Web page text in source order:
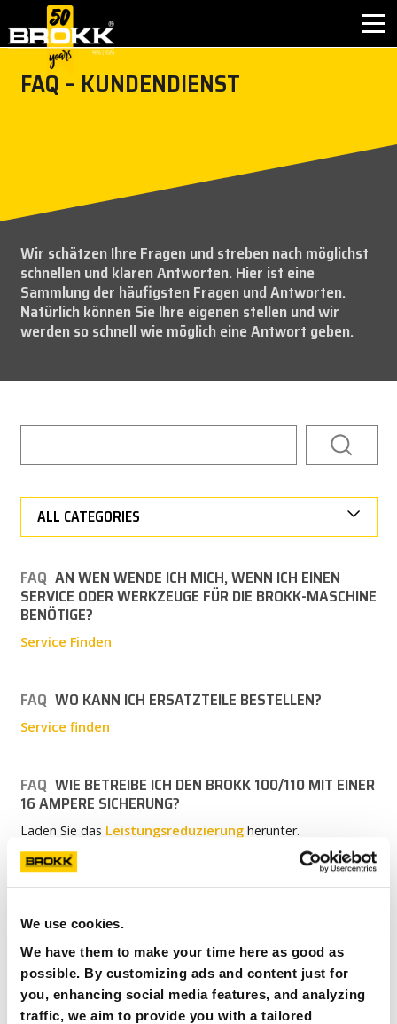
We use cookies.
We have them to make your time here as good as
possible. By customizing ads and content just for
you, enhancing social media features, and analyzing
traffic, we aim to provide you with a tailored
window.dataLayer = window.dataLayer || []; function gtag(){dataLayer.push(arguments);} gtag('js', new
Date()); gtag('config', 'G-BN96FSBTLQ');
BRANCHEN
PARTNERPRODUKTE
KONTAKT
WARUM BROKK
UNTERNEHMEN
NEWS
KARRIERE
MY BROKK
SUCHEN
FAQ – KUNDENDIENST
Wir schätzen Ihre Fragen und streben nach möglichst
schnellen und klaren Antworten. Hier ist eine
Sammlung der häufigsten Fragen und Antworten.
Natürlich können Sie Ihre eigenen stellen und wir
werden so schnell wie möglich eine Antwort geben.
ALL CATEGORIES
FAQ AN WEN WENDE ICH MICH, WENN ICH EINEN
SERVICE ODER WERKZEUGE FÜR DIE BROKK-MASCHINE
BENÖTIGE?
Service Finden
FAQ WO KANN ICH ERSATZTEILE BESTELLEN?
Service finden
FAQ WIE BETREIBE ICH DEN BROKK 100/110 MIT EINER
16 AMPERE SICHERUNG?
Laden Sie das Leistungsreduzierungherunter.
FAQ WANN SOLLTEN WIR DIE
Wenn die Umgebungstemperatur über 40° Celsius liegt.
FAQ LÄDT DIE BATTERIE FÜR DIE FERNSTEUERUNG,
WÄHREND DAS STEUERKABEL ANGESCHLOSSEN IST ?